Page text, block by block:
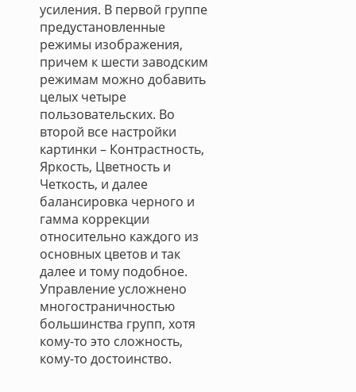
усиления. В первой группе
предустановленные
режимы изображения,
причем к шести заводским
режимам можно добавить
целых четыре
пользовательских. Во
второй все настройки
картинки – Контрастность,
Яркость, Цветность и
Четкость, и далее
балансировка черного и
гамма коррекции
относительно каждого из
основных цветов и так
далее и тому подобное.
Управление усложнено
многостраничностью
большинства групп, хотя
кому-то это сложность,
кому-то достоинство.